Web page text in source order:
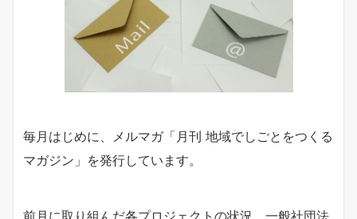
毎月はじめに、メルマガ「月刊 地域でしごとをつくる
マガジン」を発行しています。
前月に取り組んだ各プロジェクトの状況、一般社団法